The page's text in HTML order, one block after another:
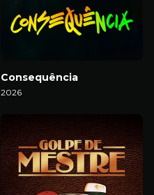
Consequência
2026